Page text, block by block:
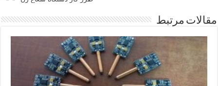
مقالات مرتبط